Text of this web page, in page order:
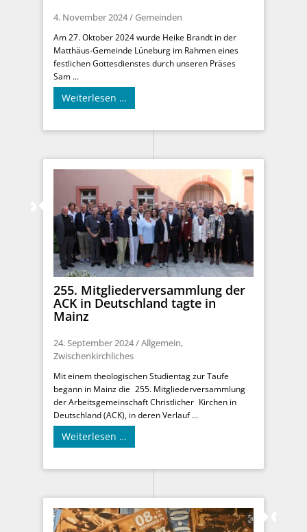
4. November 2024/ Gemeinden
Am 27. Oktober 2024 wurde Heike Brandt in der
Matthäus-Gemeinde Lüneburg im Rahmen eines
festlichen Gottesdienstes durch unseren Präses
Sam ...
Weiterlesen …
255. Mitgliederversammlung der
ACK in Deutschland tagte in
Mainz
24. September 2024/Allgemein,
Zwischenkirchliches
Mit einem theologischen Studientag zur Taufe
begann in Mainz die 255. Mitgliederversammlung
der Arbeitsgemeinschaft Christlicher Kirchen in
Deutschland (ACK), in deren Verlauf ...
Weiterlesen …